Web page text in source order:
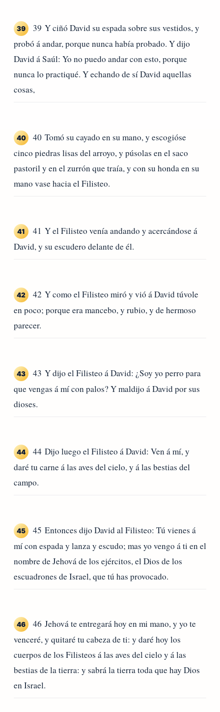
39
39 Y ciñó David su espada sobre sus vestidos, y
probó á andar, porque nunca había probado. Y dijo
David á Saúl: Yo no puedo andar con esto, porque
nunca lo practiqué. Y echando de sí David aquellas
cosas,
40
40 Tomó su cayado en su mano, y escogióse
cinco piedras lisas del arroyo, y púsolas en el saco
pastoril y en el zurrón que traía, y con su honda en su
mano vase hacia el Filisteo.
41
41 Y el Filisteo venía andando y acercándose á
David, y su escudero delante de él.
42
42 Y como el Filisteo miró y vió á David túvole
en poco; porque era mancebo, y rubio, y de hermoso
parecer.
43
43 Y dijo el Filisteo á David: ¿Soy yo perro para
que vengas á mí con palos? Y maldijo á David por sus
dioses.
44
44 Dijo luego el Filisteo á David: Ven á mí, y
daré tu carne á las aves del cielo, y á las bestias del
campo.
45
45 Entonces dijo David al Filisteo: Tú vienes á
mí con espada y lanza y escudo; mas yo vengo á ti en el
nombre de Jehová de los ejércitos, el Dios de los
escuadrones de Israel, que tú has provocado.
46
46 Jehová te entregará hoy en mi mano, y yo te
venceré, y quitaré tu cabeza de ti: y daré hoy los
cuerpos de los Filisteos á las aves del cielo y á las
bestias de la tierra: y sabrá la tierra toda que hay Dios
en Israel.